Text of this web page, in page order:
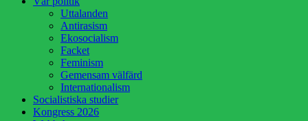
Uttalanden
Antirasism
Ekosocialism
Facket
Feminism
Gemensam välfärd
Internationalism
Socialistiska studier
Kongress 2026